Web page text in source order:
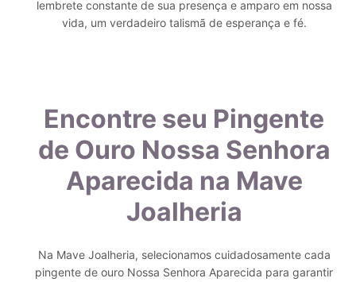
lembrete constante de sua presença e amparo em nossa
vida, um verdadeiro talismã de esperança e fé.
Encontre seu Pingente
de Ouro Nossa Senhora
Aparecida na Mave
Joalheria
Na Mave Joalheria, selecionamos cuidadosamente cada
pingente de ouro Nossa Senhora Aparecida para garantir